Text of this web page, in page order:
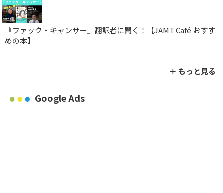
『ファック・キャンサー』翻訳者に聞く！【JAMT Café おすす
めの本】
＋ もっと見る
Google Ads